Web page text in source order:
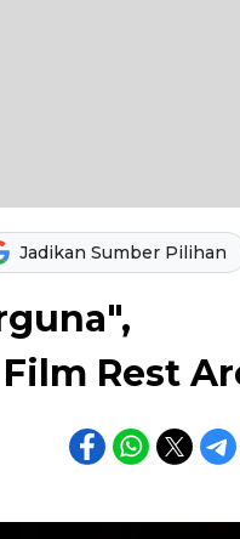
Jadikan Sumber Pilihan
Rest